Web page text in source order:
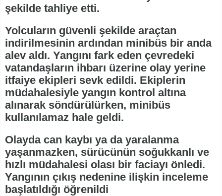
şekilde tahliye etti.
Yolcuların güvenli şekilde araçtan
indirilmesinin ardından minibüs bir anda
alev aldı. Yangını fark eden çevredeki
vatandaşların ihbarı üzerine olay yerine
itfaiye ekipleri sevk edildi. Ekiplerin
müdahalesiyle yangın kontrol altına
alınarak söndürülürken, minibüs
kullanılamaz hale geldi.
Olayda can kaybı ya da yaralanma
yaşanmazken, sürücünün soğukkanlı ve
hızlı müdahalesi olası bir faciayı önledi.
Yangının çıkış nedenine ilişkin inceleme
başlatıldığı öğrenildi